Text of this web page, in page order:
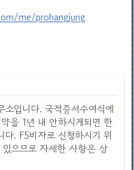
me/prohangjung
입니다. 국적증서수여식에
을 1년 내 안하시게되면 한
. F5비자로 신청하시기 위
으므로 자세한 사항은 상